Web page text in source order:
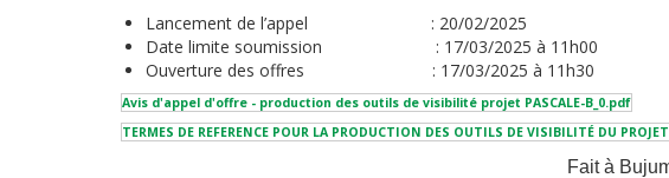
Lancement de l’appel : 20/02/2025
Date limite soumission : 17/03/2025 à 11h00
Ouverture des offres : 17/03/2025 à 11h30
Avis d'appel d'offre - production des outils de visibilité projet PASCALE-B_0.pdf
TERMES DE REFERENCE POUR LA PRODUCTION DES OUTILS DE VISIBILITÉ DU
Fait à